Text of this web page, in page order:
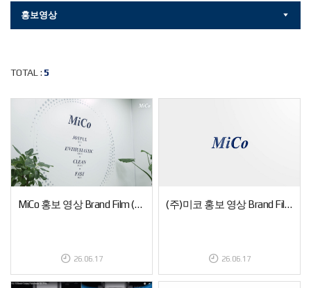
홍보영상
TOTAL : 5
MiCo 홍보 영상 Brand Film (ENG.ver)
26.06.17
(주)미코 홍보 영상 Brand Film (KOR.ver)
26.06.17